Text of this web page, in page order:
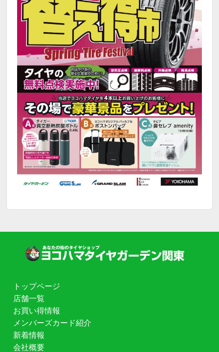
トップページ
店舗一覧
お買い得情報
メンバーズカード紹介
新着情報
会社概要